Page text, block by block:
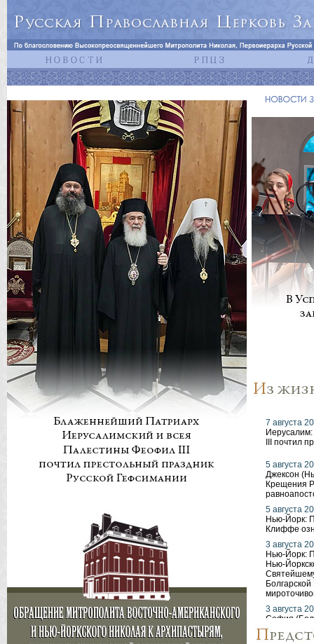
7 августа
III почтил
5 августа
Джексон
Крещения
5 августа
Нью-Йорк:
Клиффе
3 августа
Нью-Йорк:
Нью-
3 августа
София
Иверской